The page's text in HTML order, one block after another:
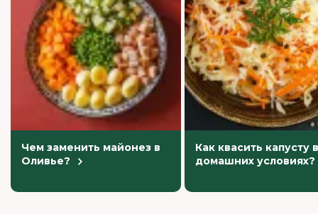
Чем заменить майонез в
Оливье?
Как квасить капусту в
домашних условиях?